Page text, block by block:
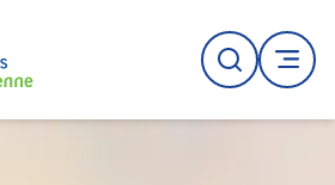
Recherche
MENU